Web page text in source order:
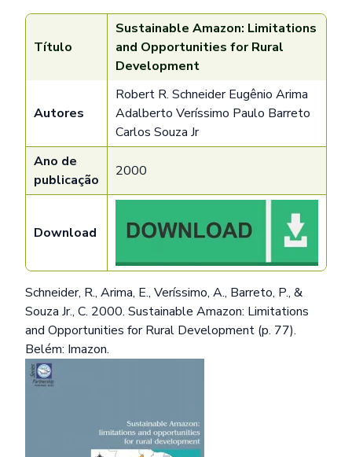
Título
Sustainable Amazon: Limitations
and Opportunities for Rural
Development
Autores
Robert R. Schneider Eugênio Arima
Adalberto Veríssimo Paulo Barreto
Carlos Souza Jr
Ano de
publicação
2000
Download
Schneider, R., Arima, E., Veríssimo, A., Barreto, P., &
Souza Jr., C. 2000. Sustainable Amazon: Limitations
and Opportunities for Rural Development (p. 77).
Belém: Imazon.